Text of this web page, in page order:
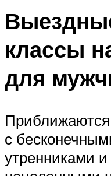
классы
для
с
утренниками